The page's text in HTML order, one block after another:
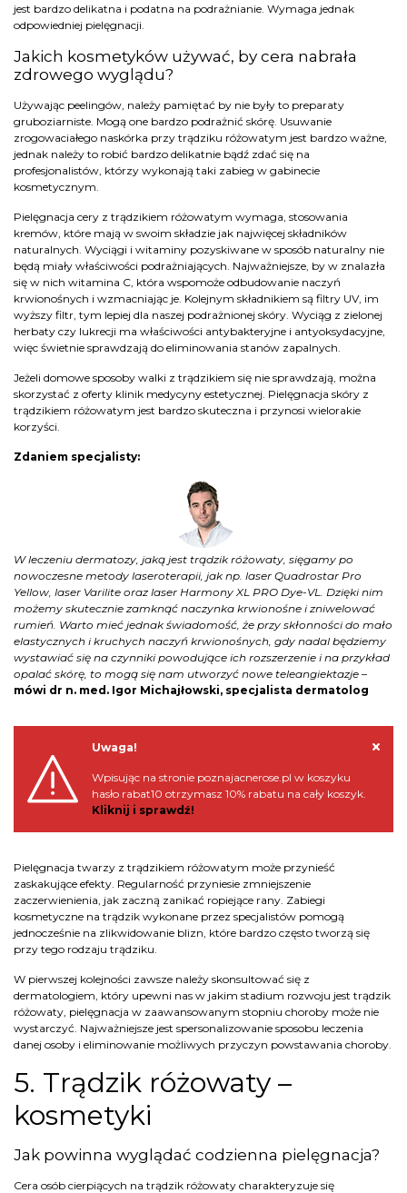
jest bardzo delikatna i podatna na podrażnianie. Wymaga jednak
odpowiedniej pielęgnacji.
Jakich kosmetyków używać, by cera nabrała
zdrowego wyglądu?
Używając peelingów, należy pamiętać by nie były to preparaty
gruboziarniste. Mogą one bardzo podrażnić skórę. Usuwanie
zrogowaciałego naskórka przy trądziku różowatym jest bardzo ważne,
jednak należy to robić bardzo delikatnie bądź zdać się na
profesjonalistów, którzy wykonają taki zabieg w gabinecie
kosmetycznym.
Pielęgnacja cery z trądzikiem różowatym wymaga, stosowania
kremów, które mają w swoim składzie jak najwięcej składników
naturalnych. Wyciągi i witaminy pozyskiwane w sposób naturalny nie
będą miały właściwości podrażniających. Najważniejsze, by w znalazła
się w nich witamina C, która wspomoże odbudowanie naczyń
krwionośnych i wzmacniając je. Kolejnym składnikiem są filtry UV, im
wyższy filtr, tym lepiej dla naszej podrażnionej skóry. Wyciąg z zielonej
herbaty czy lukrecji ma właściwości antybakteryjne i antyoksydacyjne,
więc świetnie sprawdzają do eliminowania stanów zapalnych.
Jeżeli domowe sposoby walki z trądzikiem się nie sprawdzają, można
skorzystać z oferty klinik medycyny estetycznej. Pielęgnacja skóry z
trądzikiem różowatym jest bardzo skuteczna i przynosi wielorakie
korzyści.
Zdaniem specjalisty:
W leczeniu dermatozy, jaką jest trądzik różowaty, sięgamy po
nowoczesne metody laseroterapii, jak np. laser Quadrostar Pro
Yellow, laser Varilite oraz laser Harmony XL PRO Dye-VL. Dzięki nim
możemy skutecznie zamknąć naczynka krwionośne i zniwelować
rumień. Warto mieć jednak świadomość, że przy skłonności do mało
elastycznych i kruchych naczyń krwionośnych, gdy nadal będziemy
wystawiać się na czynniki powodujące ich rozszerzenie i na przykład
opalać skórę, to mogą się nam utworzyć nowe teleangiektazje –
mówi dr n. med. Igor Michajłowski, specjalista dermatolog
Uwaga!
Wpisując na stronie poznajacnerose.pl w koszyku
hasło rabat10 otrzymasz 10% rabatu na cały koszyk.
Kliknij i sprawdź!
Pielęgnacja twarzy z trądzikiem różowatym może przynieść
zaskakujące efekty. Regularność przyniesie zmniejszenie
zaczerwienienia, jak zaczną zanikać ropiejące rany. Zabiegi
kosmetyczne na trądzik wykonane przez specjalistów pomogą
jednocześnie na zlikwidowanie blizn, które bardzo często tworzą się
przy tego rodzaju trądziku.
W pierwszej kolejności zawsze należy skonsultować się z
dermatologiem, który upewni nas w jakim stadium rozwoju jest trądzik
różowaty, pielęgnacja w zaawansowanym stopniu choroby może nie
wystarczyć. Najważniejsze jest spersonalizowanie sposobu leczenia
danej osoby i eliminowanie możliwych przyczyn powstawania choroby.
5. Trądzik różowaty –
kosmetyki
Jak powinna wyglądać codzienna pielęgnacja?
Cera osób cierpiących na trądzik różowaty charakteryzuje się